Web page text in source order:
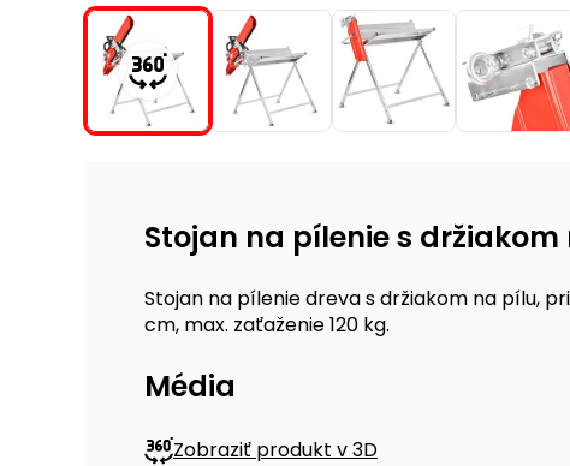
Stojan na pílenie s držiakom
Stojan na pílenie dreva s držiakom na pílu,
cm, max. zaťaženie 120 kg.
Média
Zobraziť produkt v 3D